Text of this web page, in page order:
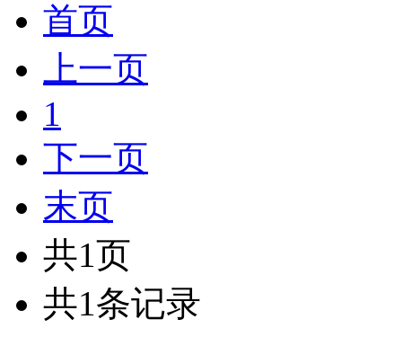
首页
上一页
1
下一页
末页
共1页
共1条记录